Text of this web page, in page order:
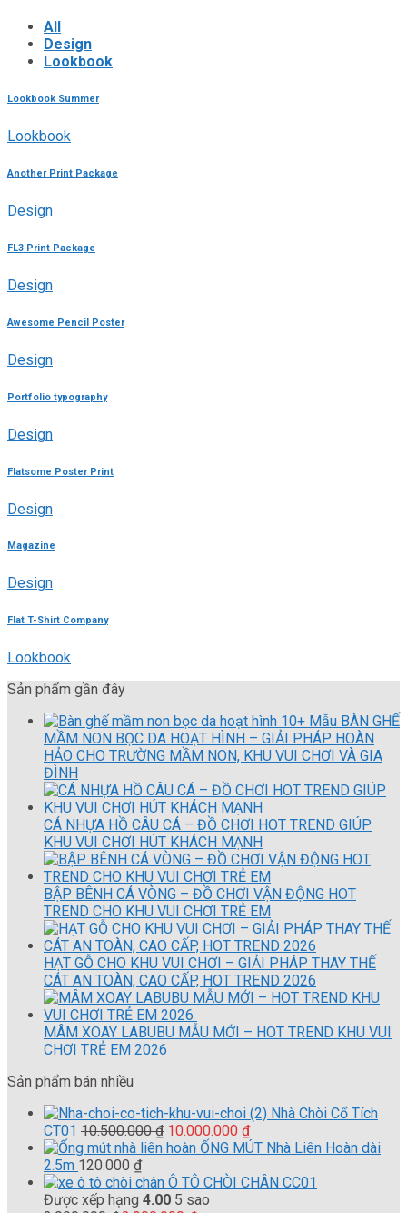
All
Design
Lookbook
Lookbook Summer
Lookbook
Another Print Package
Design
FL3 Print Package
Design
Awesome Pencil Poster
Design
Portfolio typography
Design
Flatsome Poster Print
Design
Magazine
Design
Flat T-Shirt Company
Lookbook
Sản phẩm gần đây
10+ Mẫu BÀN GHẾ
MẦM NON BỌC DA HOẠT HÌNH – GIẢI PHÁP HOÀN
HẢO CHO TRƯỜNG MẦM NON, KHU VUI CHƠI VÀ GIA
ĐÌNH
CÁ NHỰA HỒ CÂU CÁ – ĐỒ CHƠI HOT TREND GIÚP
KHU VUI CHƠI HÚT KHÁCH MẠNH
BẬP BÊNH CÁ VÒNG – ĐỒ CHƠI VẬN ĐỘNG HOT
TREND CHO KHU VUI CHƠI TRẺ EM
HẠT GỖ CHO KHU VUI CHƠI – GIẢI PHÁP THAY THẾ
CÁT AN TOÀN, CAO CẤP, HOT TREND 2026
MÂM XOAY LABUBU MẪU MỚI – HOT TREND KHU VUI
CHƠI TRẺ EM 2026
Sản phẩm bán nhiều
Nhà Chòi Cổ Tích
CT01 10.500.000₫ Giá
gốc
10.500.000 ₫.
10.000.000 ₫Giá
hiện
là:
ỐNG MÚT Nhà Liên Hoàn dài
2.5m 120.000 ₫
Ô TÔ CHÒI CHÂN CC01
Được xếp hạng 4.00 5 sao